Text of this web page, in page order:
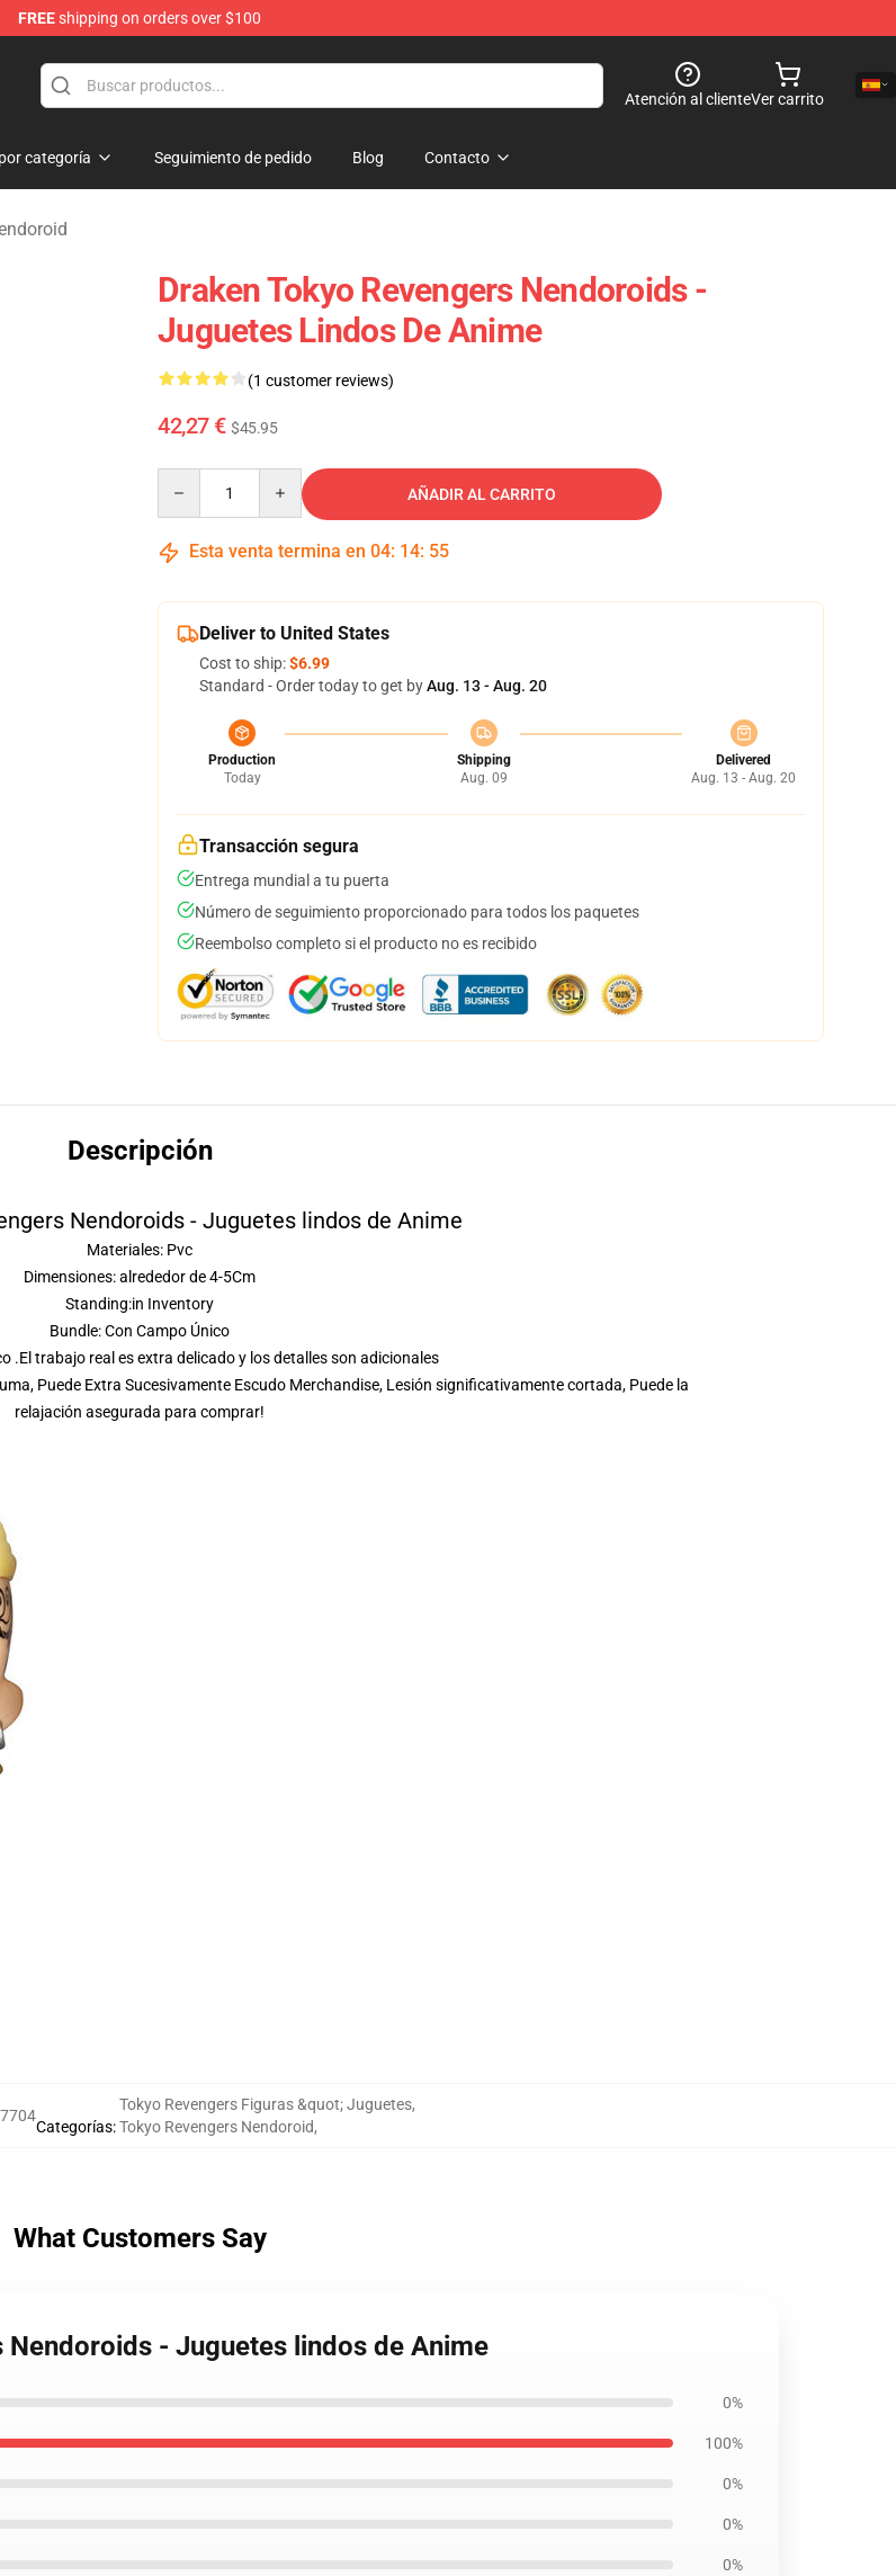
FREEshipping on orders over $100
Atención al clienteVer carrito
categoría Seguimiento de pedido Blog Contacto
Draken Tokyo Revengers Nendoroids -
Juguetes Lindos De Anime
(1 customer reviews)
42,27 € $45.95
AÑADIR AL CARRITO
Esta venta termina en 04: 14: 54
Deliver to United States
Cost to ship:$6.99
Standard - Order today to get byAug. 13 - Aug. 20
Production
Today
Shipping
Aug. 09
Delivered
Aug. 13 - Aug. 20
Transacción segura
Entrega mundial a tu puerta
Número de seguimiento proporcionado para todos los paquetes
Reembolso completo si el producto no es recibido
Descripción
Nendoroids - Juguetes lindos de Anime
Materiales: Pvc
Dimensiones: alrededor de 4-5Cm
Standing:in Inventory
Bundle: Con Campo Único
.El trabajo real es extra delicado y los detalles son adicionales
Puede Extra Sucesivamente Escudo Merchandise, Lesión significativamente cortada, Puede la
relajación asegurada para comprar!
Categorías:
Tokyo Revengers Figuras &quot; Juguetes,
Tokyo Revengers Nendoroid,
What Customers Say
- Juguetes lindos de Anime
0%
100%
0%
0%
0%